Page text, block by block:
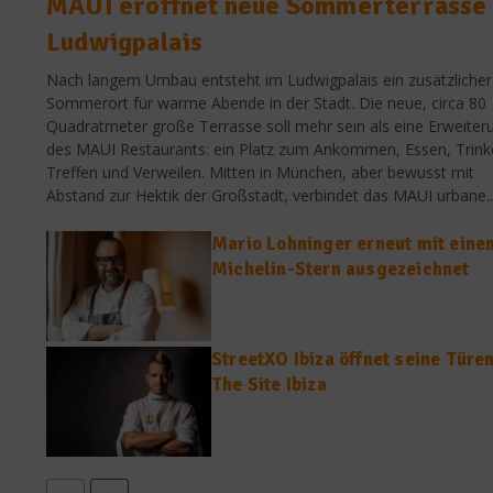
Ludwigpalais
Nach langem Umbau entsteht im Ludwigpalais ein zusätzlicher
Sommerort für warme Abende in der Stadt. Die neue, circa 80
Quadratmeter große Terrasse soll mehr sein als eine
des MAUI Restaurants: ein Platz zum Ankommen, Essen,
Treffen und Verweilen. Mitten in München, aber bewusst mit
Abstand zur Hektik der Großstadt, verbindet das MAUI
Mario Lohninger erneut mit
Michelin-Stern ausgezeichnet
StreetXO Ibiza öffnet seine
The Site Ibiza